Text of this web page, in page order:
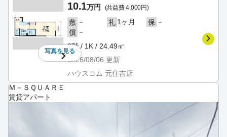
写真を見る
10.1万円 (共益費 4,000円)
敷 － 礼 1ヶ月 保 －
償 －
3階 / 1K / 24.49㎡
2026/08/06 更新
ハウスコム 元住吉店
Ｍ－ＳＱＵＡＲＥ
賃貸アパート